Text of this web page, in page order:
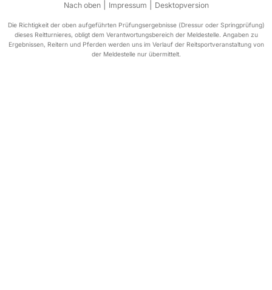
Nach oben Impressum Desktopversion
Die Richtigkeit der oben aufgeführten Prüfungsergebnisse (Dressur oder Springprüfung)
dieses Reitturnieres, obligt dem Verantwortungsbereich der Meldestelle. Angaben zu
Ergebnissen, Reitern und Pferden werden uns im Verlauf der Reitsportveranstaltung von
der Meldestelle nur übermittelt.